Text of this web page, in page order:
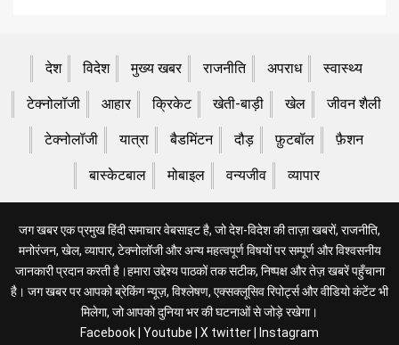
देश विदेश मुख्य खबर राजनीति अपराध स्वास्थ्य
टेक्नोलॉजी आहार क्रिकेट खेती-बाड़ी खेल जीवन शैली
टेक्नोलॉजी यात्रा बैडमिंटन दौड़ फ़ुटबॉल फ़ैशन
बास्केटबाल मोबाइल वन्यजीव व्यापार
जग खबर एक प्रमुख हिंदी समाचार वेबसाइट है, जो देश-विदेश की ताज़ा खबरों, राजनीति,
मनोरंजन, खेल, व्यापार, टेक्नोलॉजी और अन्य महत्वपूर्ण विषयों पर सम्पूर्ण और विश्वसनीय
जानकारी प्रदान करती है।हमारा उद्देश्य पाठकों तक सटीक, निष्पक्ष और तेज़ खबरें पहुँचाना
है। जग खबर पर आपको ब्रेकिंग न्यूज़, विश्लेषण, एक्सक्लूसिव रिपोर्ट्स और वीडियो कंटेंट भी
मिलेगा, जो आपको दुनिया भर की घटनाओं से जोड़े रखेगा।
Facebook Youtube X twitter Instagram